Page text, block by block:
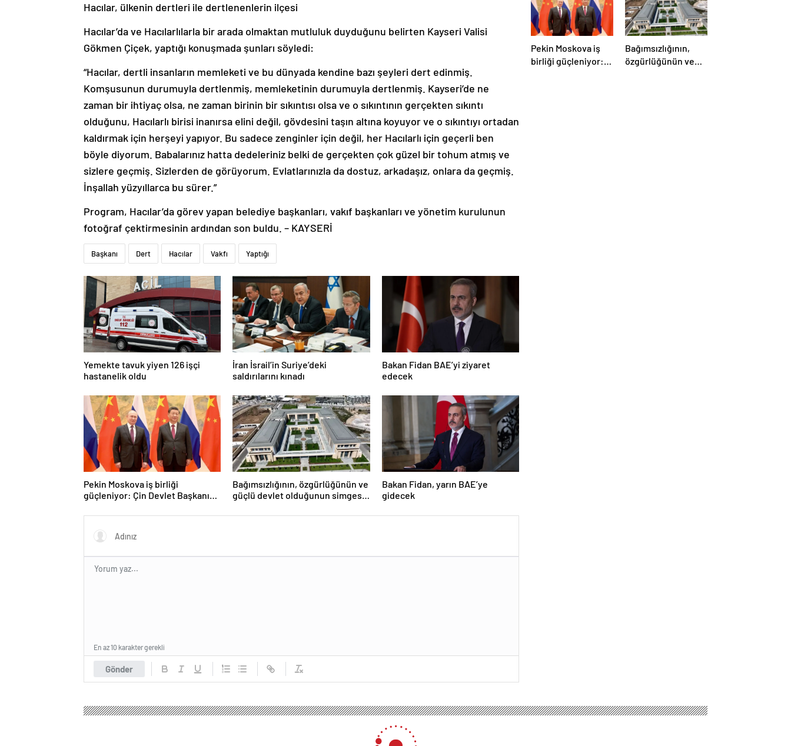
Hacılar, ülkenin dertleri ile dertlenenlerin ilçesi
Hacılar’da ve Hacılarlılarla bir arada olmaktan mutluluk duyduğunu belirten Kayseri Valisi
Gökmen Çiçek, yaptığı konuşmada şunları söyledi:
“Hacılar, dertli insanların memleketi ve bu dünyada kendine bazı şeyleri dert edinmiş.
Komşusunun durumuyla dertlenmiş, memleketinin durumuyla dertlenmiş. Kayseri’de ne
zaman bir ihtiyaç olsa, ne zaman birinin bir sıkıntısı olsa ve o sıkıntının gerçekten sıkıntı
olduğunu, Hacılarlı birisi inanırsa elini değil, gövdesini taşın altına koyuyor ve o sıkıntıyı ortadan
kaldırmak için herşeyi yapıyor. Bu sadece zenginler için değil, her Hacılarlı için geçerli ben
böyle diyorum. Babalarınız hatta dedeleriniz belki de gerçekten çok güzel bir tohum atmış ve
sizlere geçmiş. Sizlerden de görüyorum. Evlatlarınızla da dostuz, arkadaşız, onlara da geçmiş.
İnşallah yüzyıllarca bu sürer.”
Program, Hacılar’da görev yapan belediye başkanları, vakıf başkanları ve yönetim kurulunun
fotoğraf çektirmesinin ardından son buldu. – KAYSERİ
Başkanı Dert Hacılar Vakfı Yaptığı
Yemekte tavuk yiyen 126 işçi
hastanelik oldu
İran İsrail’in Suriye’deki
saldırılarını kınadı
Bakan Fidan BAE’yi ziyaret
edecek
Pekin Moskova iş birliği
güçleniyor: Çin Devlet Başkanı
Bağımsızlığının, özgürlüğünün ve
güçlü devlet olduğunun simgesi!
eserler…
Bakan Fidan, yarın BAE’ye
gidecek
Gönder
En az 10 karakter gerekli
Pekin Moskova iş
birliği güçleniyor:
Bağımsızlığının,
özgürlüğünün ve